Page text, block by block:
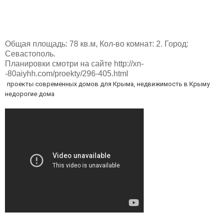
Общая площадь: 78 кв.м, Кол-во комнат: 2. Город:
Севастополь.
Планировки смотри на сайте http://xn-
-80aiyhh.com/proekty/296-405.html
проекты современных домов для Крыма, недвижимость в Крыму
недорогие дома